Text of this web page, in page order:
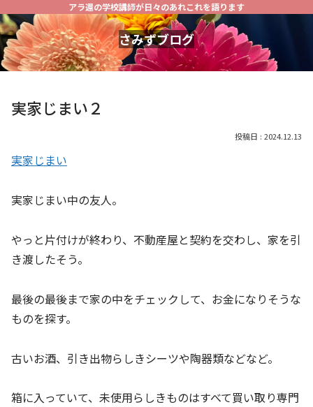
アラ還の学校講師が日々のあれこれを語ります
さみずブログ
実家じまい２
2024.12.13
実家じまい
実家じまい中の友人。
やっと片付けが終わり、不動産屋と契約を交わし、家を引
き渡したそう。
最後の最後まで家の中をチェックして、お金になりそうな
ものを探す。
古いお酒、引き出物らしきシーツや陶器類などなど。
箱に入っていて、未使用らしきものはすべて買い取り専門